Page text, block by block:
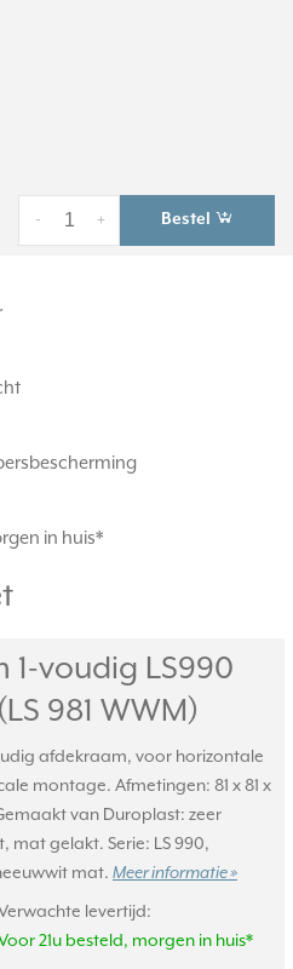
+
- Bestel
in huis*
1-voudig LS990
981 WWM)
afdekraam, voor horizontale
montage. Afmetingen: 81 x 81 x
van Duroplast: zeer
mat gelakt. Serie: LS 990,
mat. Meer informatie »
levertijd:
21u besteld, morgen in huis*